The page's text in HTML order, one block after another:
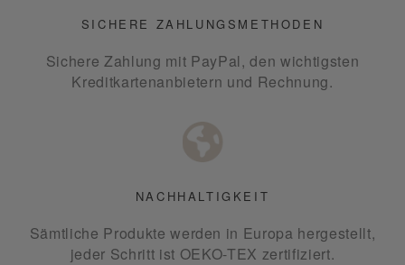
SICHERE ZAHLUNGSMETHODEN
Sichere Zahlung mit PayPal, den wichtigsten
Kreditkartenanbietern und Rechnung.
NACHHALTIGKEIT
Sämtliche Produkte werden in Europa hergestellt,
jeder Schritt ist OEKO-TEX zertifiziert.